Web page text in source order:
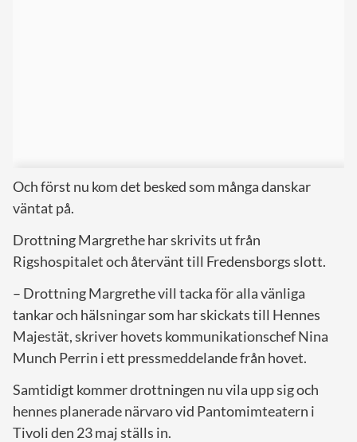
Och först nu kom det besked som många danskar
väntat på.
Drottning Margrethe har skrivits ut från
Rigshospitalet och återvänt till Fredensborgs slott.
– Drottning Margrethe vill tacka för alla vänliga
tankar och hälsningar som har skickats till Hennes
Majestät, skriver hovets kommunikationschef Nina
Munch Perrin i ett pressmeddelande från hovet.
Samtidigt kommer drottningen nu vila upp sig och
hennes planerade närvaro vid Pantomimteatern i
Tivoli den 23 maj ställs in.